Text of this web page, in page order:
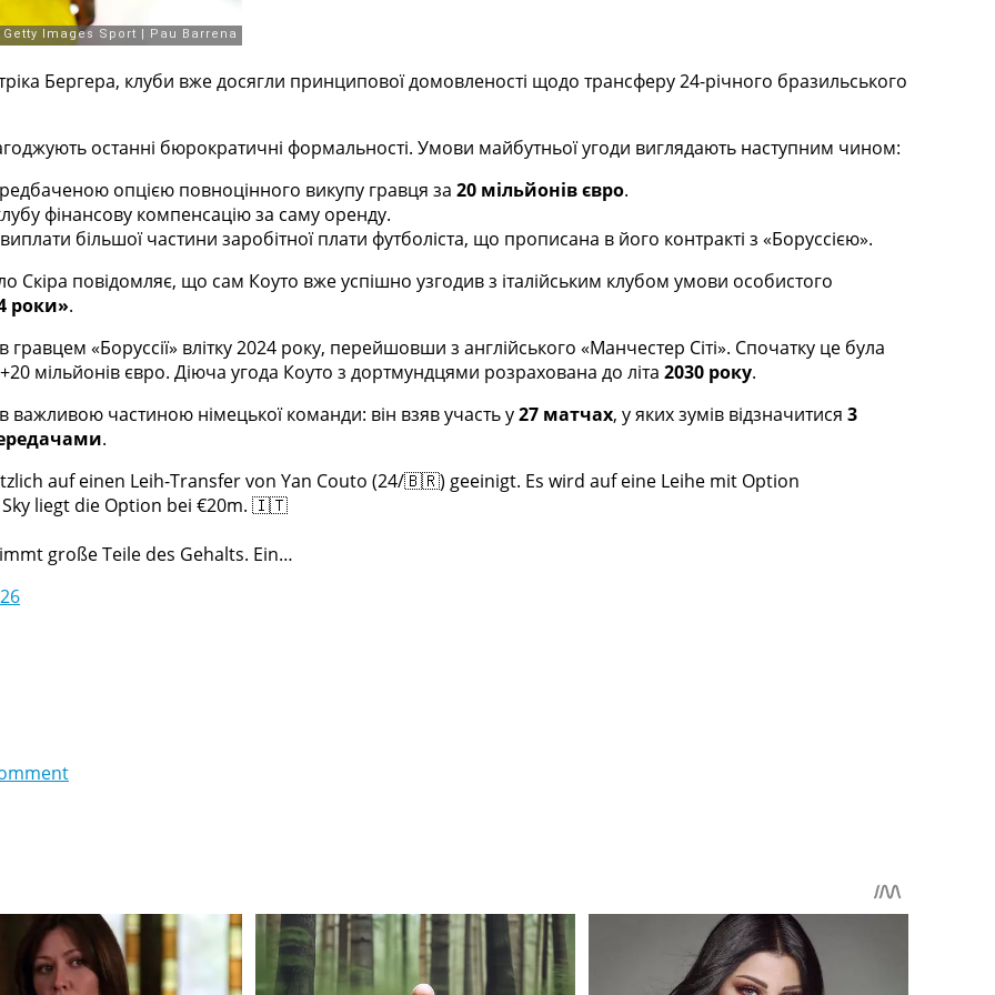
Бергера, клуби вже досягли принципової домовленості щодо трансферу 24-річного бразильського
останні бюрократичні формальності. Умови майбутньої угоди виглядають наступним чином:
опцією повноцінного викупу гравця за 20 мільйонів євро.
фінансову компенсацію за саму оренду.
більшої частини заробітної плати футболіста, що прописана в його контракті з «Боруссією».
Скіра повідомляє, що сам Коуто вже успішно узгодив з італійським клубом умови особистого
роки».
гравцем «Боруссії» влітку 2024 року, перейшовши з англійського «Манчестер Сіті». Спочатку це була
мільйонів євро. Діюча угода Коуто з дортмундцями розрахована до літа 2030 року.
частиною німецької команди: він взяв участь у27 матчах, у яких зумів відзначитися 3
.
auf einen Leih-Transfer von Yan Couto (24/🇧🇷) geeinigt. Es wird auf eine Leihe mit Option
liegt die Option bei €20m. 🇮🇹
große Teile des Gehalts. Ein…